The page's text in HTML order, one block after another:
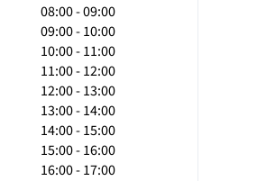
08:00 - 09:00
09:00 - 10:00
10:00 - 11:00
11:00 - 12:00
12:00 - 13:00
13:00 - 14:00
14:00 - 15:00
15:00 - 16:00
16:00 - 17:00